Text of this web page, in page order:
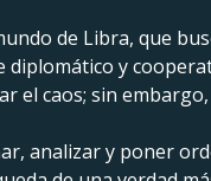
de Libra, que
y
el caos; sin
analizar y poner